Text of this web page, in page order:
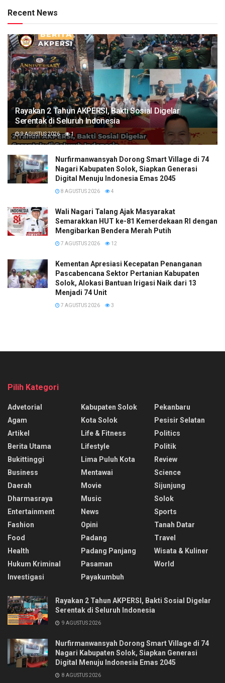
Recent News
Rayakan 2 Tahun AKPERSI, Bakti Sosial Digelar
Serentak di Seluruh Indonesia
9 AGUSTUS 2026 1
Nurfirmanwansyah Dorong Smart Village di 74
Nagari Kabupaten Solok, Siapkan Generasi
Digital Menuju Indonesia Emas 2045
8 AGUSTUS 2026 4
Wali Nagari Talang Ajak Masyarakat
Semarakkan HUT ke-81 Kemerdekaan RI dengan
Mengibarkan Bendera Merah Putih
7 AGUSTUS 2026 12
Kementan Apresiasi Kecepatan Penanganan
Pascabencana Sektor Pertanian Kabupaten
Solok, Alokasi Bantuan Irigasi Naik dari 13
Menjadi 74 Unit
7 AGUSTUS 2026 3
Pilih Kategori
Advetorial
Agam
Artikel
Berita Utama
Bukittinggi
Business
Daerah
Dharmasraya
Entertainment
Fashion
Food
Health
Hukum Kriminal
Investigasi
Kabupaten Solok
Kota Solok
Life & Fitness
Lifestyle
Lima Puluh Kota
Mentawai
Movie
Music
News
Opini
Padang
Padang Panjang
Pasaman
Payakumbuh
Pekanbaru
Pesisir Selatan
Politics
Politik
Review
Science
Sijunjung
Solok
Sports
Tanah Datar
Travel
Wisata & Kuliner
World
Rayakan 2 Tahun AKPERSI, Bakti Sosial Digelar
Serentak di Seluruh Indonesia
9 AGUSTUS 2026
Nurfirmanwansyah Dorong Smart Village di 74
Nagari Kabupaten Solok, Siapkan Generasi
Digital Menuju Indonesia Emas 2045
8 AGUSTUS 2026